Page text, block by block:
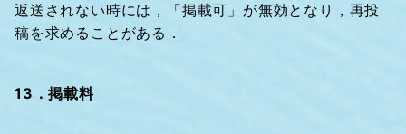
返送されない時には，「掲載可」が無効となり，再投
稿を求めることがある．
13．掲載料